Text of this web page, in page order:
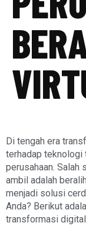
Di tengah era
terhadap teknologi
perusahaan. Salah
ambil adalah
menjadi solusi
Anda? Berikut
transformasi